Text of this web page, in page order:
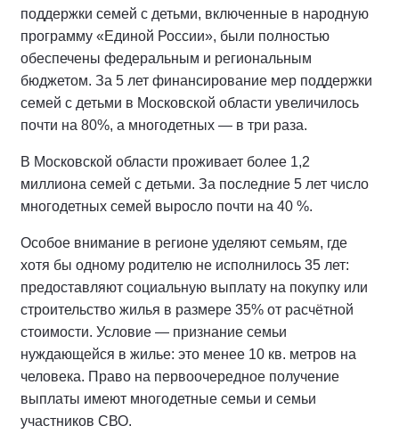
поддержки семей с детьми, включенные в народную
программу «Единой России», были полностью
обеспечены федеральным и региональным
бюджетом. За 5 лет финансирование мер поддержки
семей с детьми в Московской области увеличилось
почти на 80%, а многодетных — в три раза.
В Московской области проживает более 1,2
миллиона семей с детьми. За последние 5 лет число
многодетных семей выросло почти на 40 %.
Особое внимание в регионе уделяют семьям, где
хотя бы одному родителю не исполнилось 35 лет:
предоставляют социальную выплату на покупку или
строительство жилья в размере 35% от расчётной
стоимости. Условие — признание семьи
нуждающейся в жилье: это менее 10 кв. метров на
человека. Право на первоочередное получение
выплаты имеют многодетные семьи и семьи
участников СВО.